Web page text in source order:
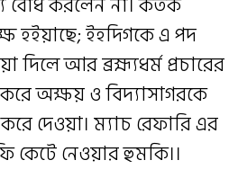
হইয়াছে; ইহদিগকে এ পদ
দিলে আর ব্রহ্ম্যধর্ম প্রচারের
করে অক্ষয় ও বিদ্যাসাগরকে
দেওয়া। ম্যাচ রেফারি এর
কেটে নেওয়ার হুমকি।।